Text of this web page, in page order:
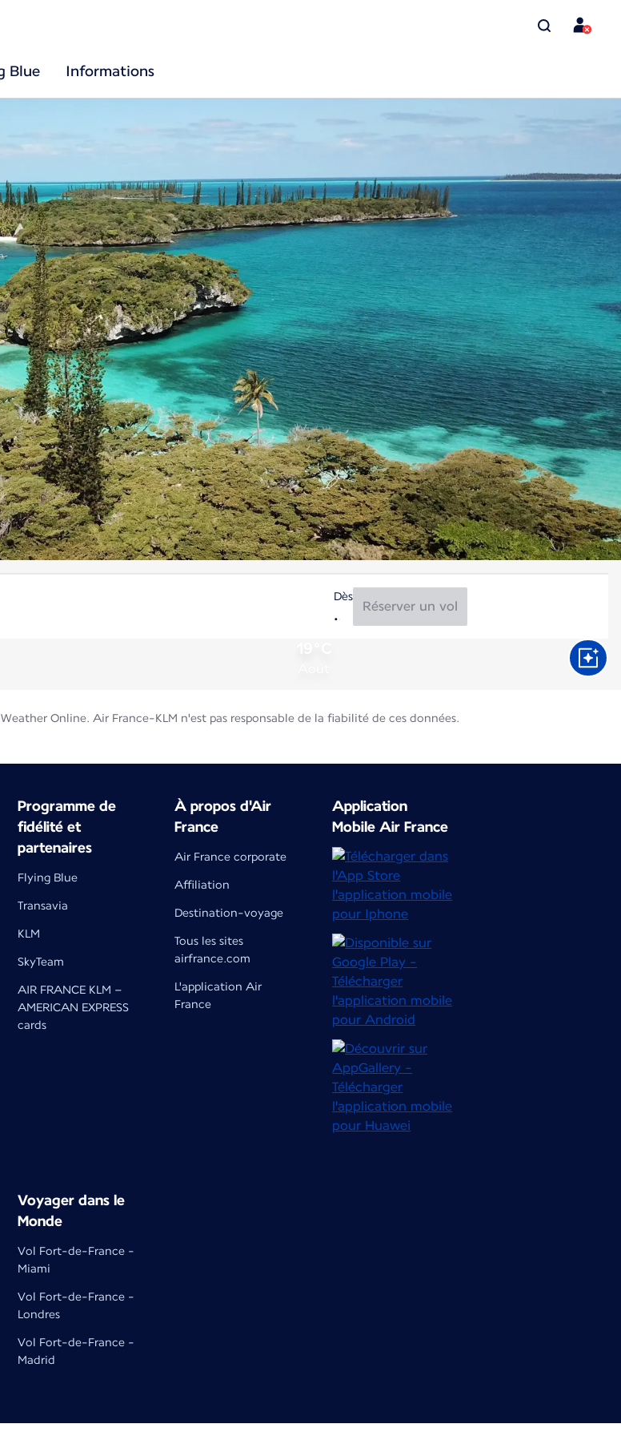
Blue Informations
Dès
Réserver un vol
Online. Air France-KLM n'est pas responsable de la fiabilité de ces données.
Programme de
fidélité et
partenaires
Flying Blue
Transavia
KLM
SkyTeam
AIR FRANCE KLM –
AMERICAN EXPRESS
cards
À propos d'Air
France
Air France corporate
Affiliation
Destination-voyage
Tous les sites
airfrance.com
L'application Air
France
Application
Mobile Air France
Voyager dans le
Monde
Vol Fort-de-France -
Miami
Vol Fort-de-France -
Londres
Vol Fort-de-France -
Madrid